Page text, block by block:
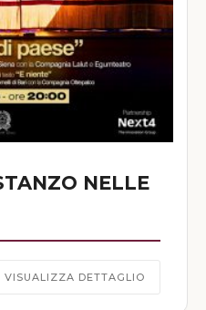
NELLE
VISUALIZZA DETTAGLIO